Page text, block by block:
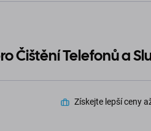
Čištění Telefonů a
Získejte lepší ceny